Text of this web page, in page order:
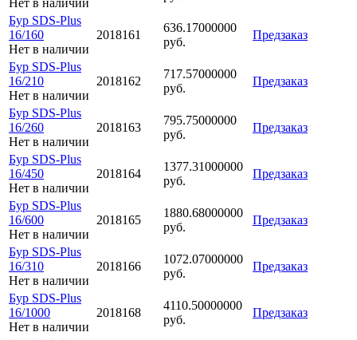
Бур SDS-Plus
16/160
Нет в наличии
2018161
636.17000000
руб.
Предзаказ
Бур SDS-Plus
16/210
Нет в наличии
2018162
717.57000000
руб.
Предзаказ
Бур SDS-Plus
16/260
Нет в наличии
2018163
795.75000000
руб.
Предзаказ
Бур SDS-Plus
16/450
Нет в наличии
2018164
1377.31000000
руб.
Предзаказ
Бур SDS-Plus
16/600
Нет в наличии
2018165
1880.68000000
руб.
Предзаказ
Бур SDS-Plus
16/310
Нет в наличии
2018166
1072.07000000
руб.
Предзаказ
Бур SDS-Plus
16/1000
Нет в наличии
2018168
4110.50000000
руб.
Предзаказ